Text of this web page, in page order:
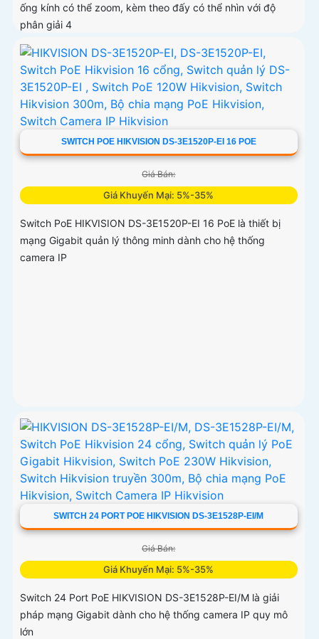
ống kính có thể zoom, kèm theo đấy có thể nhìn với độ
phân giải 4
SWITCH POE HIKVISION DS-3E1520P-EI 16 POE
Giá Bán:
Giá Khuyến Mại: 5%-35%
Switch PoE HIKVISION DS-3E1520P-EI 16 PoE là thiết bị
mạng Gigabit quản lý thông minh dành cho hệ thống
camera IP
SWITCH 24 PORT POE HIKVISION DS-3E1528P-EI/M
Giá Bán:
Giá Khuyến Mại: 5%-35%
Switch 24 Port PoE HIKVISION DS-3E1528P-EI/M là giải
pháp mạng Gigabit dành cho hệ thống camera IP quy mô
lớn